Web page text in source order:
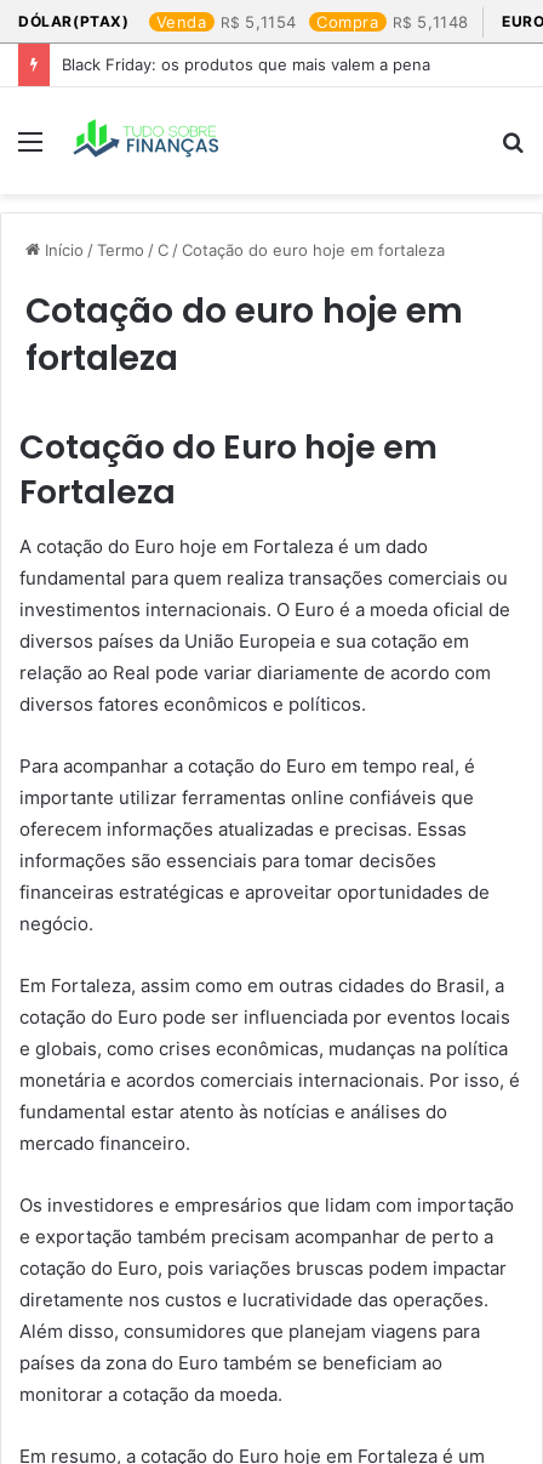
DÓLAR(PTAX) Venda 5,1154 Compra 5,1148
Black Friday: os produtos que mais valem a pena
Menu
Início /Termo /C /Cotação do euro hoje em fortaleza​
Cotação do euro hoje em
fortaleza​
Cotação do Euro hoje em
Fortaleza
A cotação do Euro hoje em Fortaleza é um dado
fundamental para quem realiza transações comerciais ou
investimentos internacionais. O Euro é a moeda oficial de
diversos países da União Europeia e sua cotação em
relação ao Real pode variar diariamente de acordo com
diversos fatores econômicos e políticos.
Para acompanhar a cotação do Euro em tempo real, é
importante utilizar ferramentas online confiáveis que
oferecem informações atualizadas e precisas. Essas
informações são essenciais para tomar decisões
financeiras estratégicas e aproveitar oportunidades de
negócio.
Em Fortaleza, assim como em outras cidades do Brasil, a
cotação do Euro pode ser influenciada por eventos locais
e globais, como crises econômicas, mudanças na política
monetária e acordos comerciais internacionais. Por isso, é
fundamental estar atento às notícias e análises do
mercado financeiro.
Os investidores e empresários que lidam com importação
e exportação também precisam acompanhar de perto a
cotação do Euro, pois variações bruscas podem impactar
diretamente nos custos e lucratividade das operações.
Além disso, consumidores que planejam viagens para
países da zona do Euro também se beneficiam ao
monitorar a cotação da moeda.
Em resumo, a cotação do Euro hoje em Fortaleza é um